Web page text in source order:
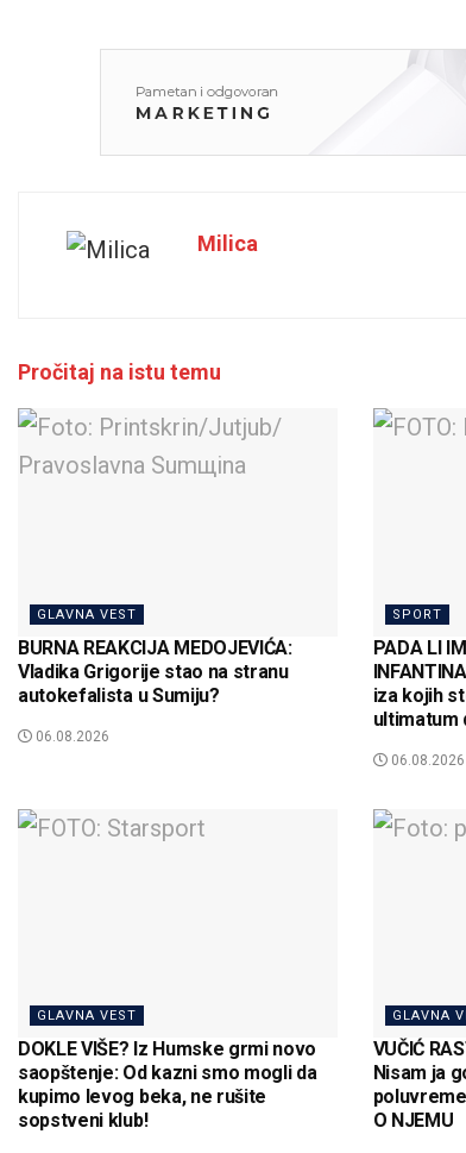
Milica
Pročitaj na istu temu
GLAVNA VEST
BURNA REAKCIJA MEDOJEVIĆA:
Vladika Grigorije stao na stranu
autokefalista u Sumiju?
06.08.2026
SPORT
PADA LI
iza kojih
ultimatum
06.08.2026
GLAVNA VEST
DOKLE VIŠE? Iz Humske grmi novo
saopštenje: Od kazni smo mogli da
kupimo levog beka, ne rušite
sopstveni klub!
GLAVNA
VUČIĆ
Nisam ja
O NJEMU